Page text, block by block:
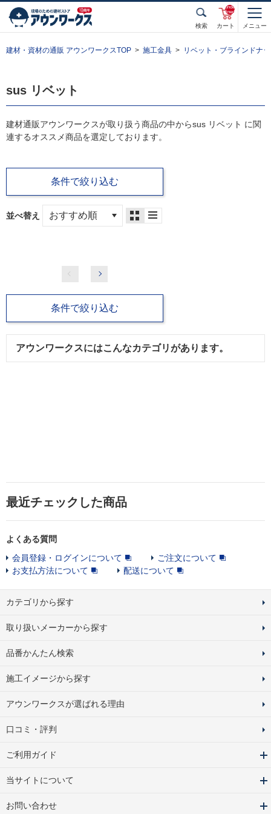
検索 カート
unde
fined
メニュー
建材・資材の通販 アウンワークスTOP 施工金具 リベット・ブラインドナ
sus リベット
建材通販アウンワークスが取り扱う商品の中からsus リベット に関
連するオススメ商品を選定しております。
条件で絞り込む
並べ替え
条件で絞り込む
アウンワークスにはこんなカテゴリがあります。
最近チェックした商品
よくある質問
会員登録・ログインについて
ご注文について
お支払方法について
配送について
カテゴリから探す
取り扱いメーカーから探す
品番かんたん検索
施工イメージから探す
アウンワークスが選ばれる理由
口コミ・評判
ご利用ガイド
当サイトについて
お問い合わせ